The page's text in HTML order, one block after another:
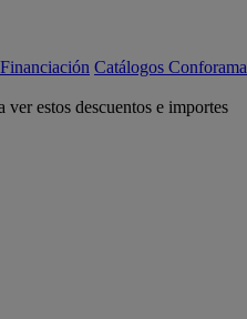
Financiación Catálogos Conforama
estos descuentos e importes